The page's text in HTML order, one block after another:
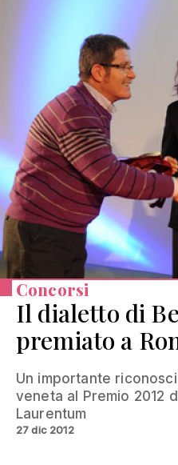
Concorsi
Il dialetto di
premiato a
Un importante
veneta al Premio 2012
Laurentum
27 dic 2012